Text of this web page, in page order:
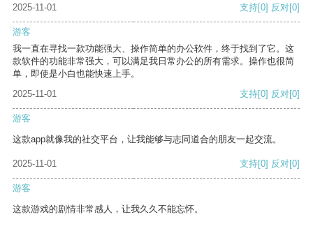
2025-11-01 支持[0] 反对[0]
游客
我一直在寻找一款功能强大、操作简单的办公软件，终于找到了它。这
款软件的功能非常强大，可以满足我日常办公的所有需求。操作也很简
单，即使是小白也能快速上手。
2025-11-01
支持[0] 反对[0]
游客
这款app就像我的社交平台，让我能够与志同道合的朋友一起交流。
2025-11-01 支持[0] 反对[0]
游客
这款游戏的剧情非常感人，让我久久不能忘怀。